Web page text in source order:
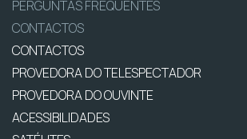
PERGUNTAS FREQUENTES
CONTACTOS
CONTACTOS
PROVEDORA DO TELESPECTADOR
PROVEDORA DO OUVINTE
ACESSIBILIDADES